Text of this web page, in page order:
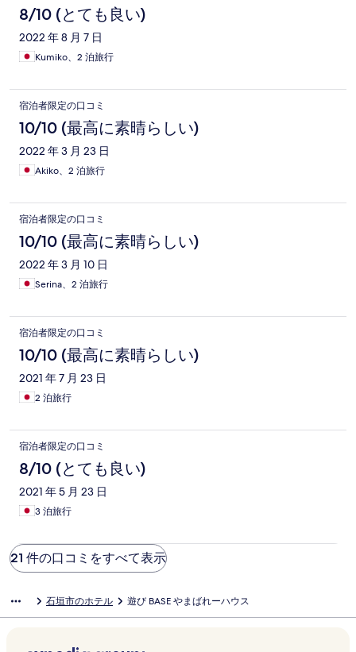
8/10 (とても良い)
2022 年 8 月 7 日
Kumiko、2 泊旅行
宿泊者限定の口コミ
10/10 (最高に素晴らしい)
2022 年 3 月 23 日
Akiko、2 泊旅行
宿泊者限定の口コミ
10/10 (最高に素晴らしい)
2022 年 3 月 10 日
Serina、2 泊旅行
宿泊者限定の口コミ
10/10 (最高に素晴らしい)
2021 年 7 月 23 日
2 泊旅行
宿泊者限定の口コミ
8/10 (とても良い)
2021 年 5 月 23 日
3 泊旅行
21 件の口コミをすべて表示
石垣市のホテル 遊び BASE やまばれーハウス